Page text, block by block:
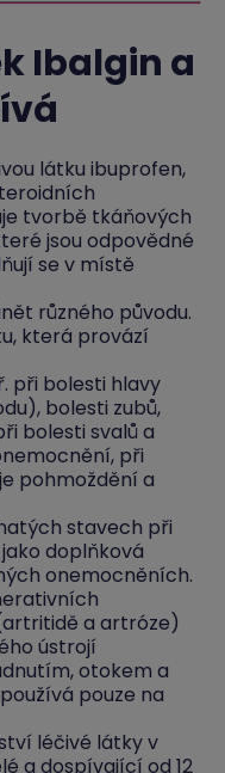
Ibalgin a
látku ibuprofen,
tvorbě tkáňových
jsou odpovědné
se v místě
různého původu.
která provází
při bolesti hlavy
bolesti zubů,
bolesti svalů a
při
pohmoždění a
stavech při
doplňková
onemocněních.
a artróze)
ústrojí
otokem a
pouze na
léčivé látky v
a dospívající od 12